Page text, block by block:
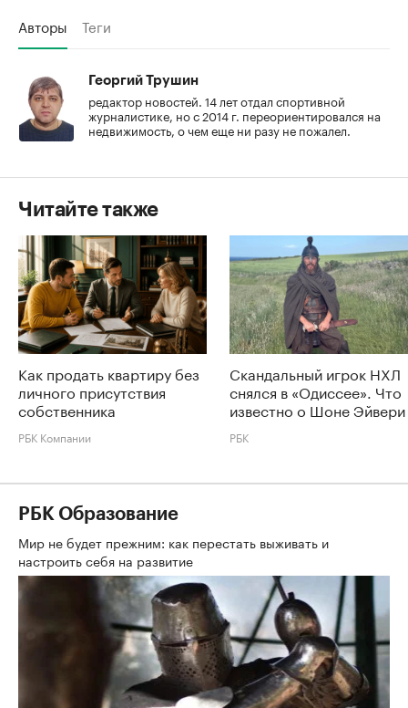
Авторы Теги
Георгий Трушин
редактор новостей. 14 лет отдал спортивной
журналистике, но с 2014 г. переориентировался на
недвижимость, о чем еще ни разу не пожалел.
Читайте также
Как продать квартиру без
личного присутствия
собственника
РБК Компании
Скандальный игрок НХЛ
снялся в «Одиссее». Что
известно о Шоне Эйвери
РБК
РБК Образование
Мир не будет прежним: как перестать выживать и
настроить себя на развитие